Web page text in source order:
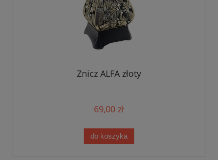
Znicz ALFA złoty
69,00 zł
do koszyka